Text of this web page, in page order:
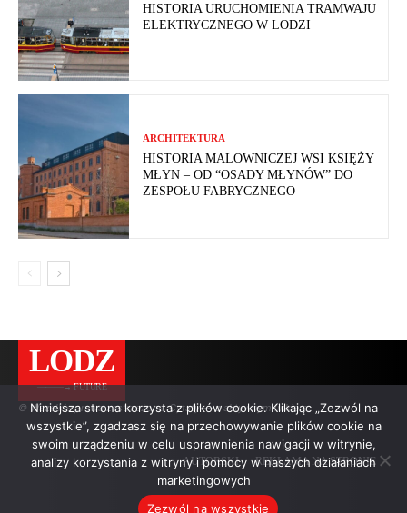
HISTORIA URUCHOMIENIA TRAMWAJU
ELEKTRYCZNEGO W LODZI
ARCHITEKTURA
HISTORIA MALOWNICZEJ WSI KSIĘŻY
MŁYN – OD “OSADY MŁYNÓW” DO
ZESPOŁU FABRYCZNEGO
LODZ
———→ FUTURE
© Wszelkie prawa zastrzeżone. Cytaty — z aktywnym linkiem.
AUTORSKI REKLAMA NA STRONIE
Niniejsza strona korzysta z plików cookie. Klikając „Zezwól na
wszystkie”, zgadzasz się na przechowywanie plików cookie na
swoim urządzeniu w celu usprawnienia nawigacji w witrynie,
analizy korzystania z witryny i pomocy w naszych działaniach
marketingowych
Zezwól na wszystkie